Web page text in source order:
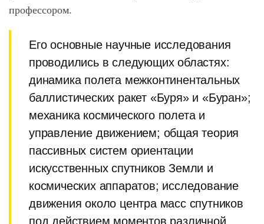
профессором.
Его основные научные исследования
проводились в следующих областях:
динамика полета межконтинентальных
баллистических ракет «Буря» и «Буран»;
механика космического полета и
управление движением; общая теория
пассивных систем ориентации
искусственных спутников Земли и
космических аппаратов; исследование
движения около центра масс спутников
под действием моментов различной